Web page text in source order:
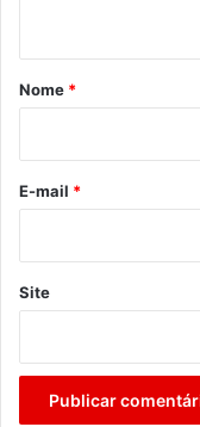
r
*
Nome *
E-mail *
Site